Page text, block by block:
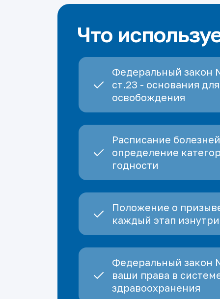
Что
Федеральный закон
ст.23 - основания для
освобождения
Расписание
определение
годности
Положение о
каждый этап изнутри
Федеральный закон
ваши права в
здравоохранения